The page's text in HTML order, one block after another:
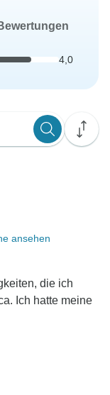
4,0
ansehen
die ich
Ich hatte meine